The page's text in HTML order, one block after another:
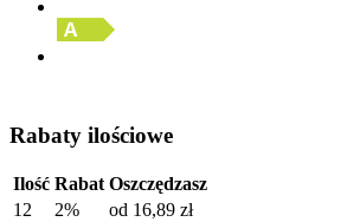
Rabaty ilościowe
Ilość Rabat Oszczędzasz
12
2% od 16,89 zł